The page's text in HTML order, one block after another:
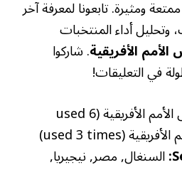
ومثيرة. تابعونا لمعرفة آخر
وتحليل أداء المنتخبات
الأفريقية. شاركوا
في التعليقات!
كأس الأمم الأفريقية (used 6
السنغال, مصر, نيجيريا,